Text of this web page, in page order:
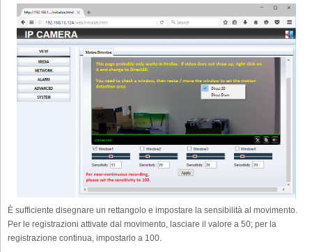
È sufficiente disegnare un rettangolo e impostare la sensibilità al movimento.
Per le registrazioni attivate dal movimento, lasciare il valore a 50; per la
registrazione continua, impostarlo a 100.